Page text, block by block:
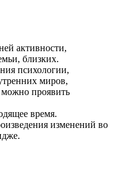
активности,
близких.
психологии,
миров,
можно проявить
время.
изменений во